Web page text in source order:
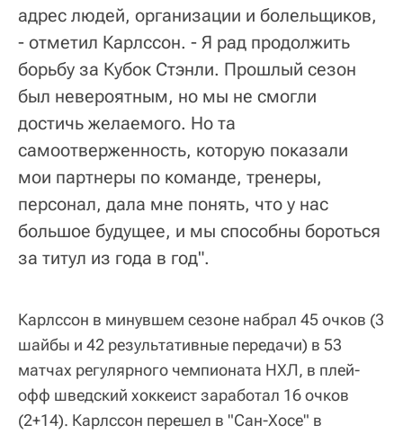
адрес людей, организации и болельщиков,
- отметил Карлссон. - Я рад продолжить
борьбу за Кубок Стэнли. Прошлый сезон
был невероятным, но мы не смогли
достичь желаемого. Но та
самоотверженность, которую показали
мои партнеры по команде, тренеры,
персонал, дала мне понять, что у нас
большое будущее, и мы способны бороться
за титул из года в год".
Карлссон в минувшем сезоне набрал 45 очков (3
шайбы и 42 результативные передачи) в 53
матчах регулярного чемпионата НХЛ, в плей-
офф шведский хоккеист заработал 16 очков
(2+14). Карлссон перешел в "Сан-Хосе" в